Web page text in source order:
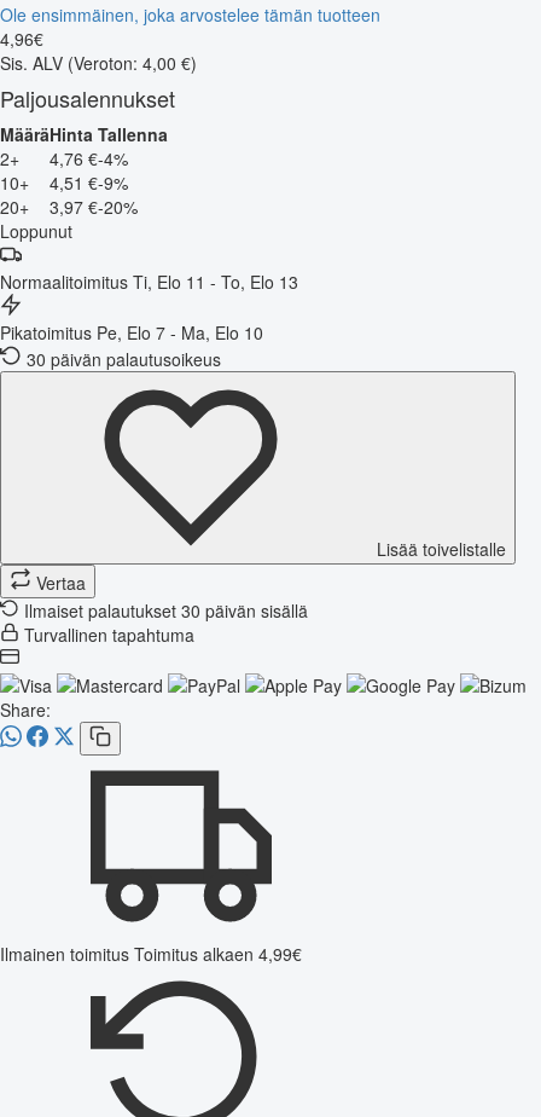
Ole ensimmäinen, joka arvostelee tämän tuotteen
4,96€
Sis. ALV (Veroton: 4,00 €)
Paljousalennukset
MääräHinta Tallenna
2+
4,76 €-4%
10+
4,51 €-9%
20+
3,97 €-20%
Loppunut
Normaalitoimitus Ti, Elo 11 - To, Elo 13
Pikatoimitus Pe, Elo 7 - Ma, Elo 10
30 päivän palautusoikeus
Lisää toivelistalle
Vertaa
Ilmaiset palautukset 30 päivän sisällä
Turvallinen tapahtuma
Share:
Ilmainen toimitus Toimitus alkaen 4,99€